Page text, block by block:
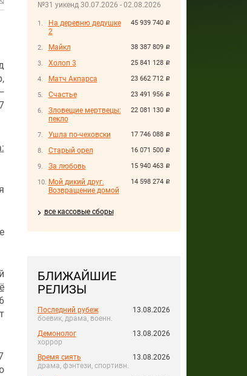
№31 уикенд 30.07.2026 - 02.08.2026
45 939 740 руб.
На деревню дедушке
2
38 387 809 руб.
Майкл
25 841 128 руб.
Холоп 3
23 662 712 руб.
Матч Акпарса
23 491 956 руб.
Счастье
22 081 130 руб.
Зловещие мертвецы:
пекло
17 746 088 руб.
Ушла по-чеховски
16 071 500 руб.
Старый орел
15 940 463 руб.
За любовь
14 598 274 руб.
Мой дикий друг.
Возвращение домой
все кассовые сборы
БЛИЖАЙШИЕ
РЕЛИЗЫ
Последний рубеж
боевик, драма, военн.
13.08.2026
Демонолог
хоррор
13.08.2026
Время сиять
драма, фэнтези, спортивн.
13.08.2026